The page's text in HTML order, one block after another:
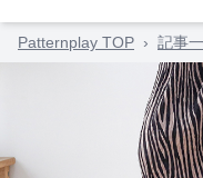
Patternplay TOP › 記事